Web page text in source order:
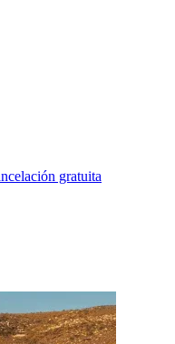
gratuita